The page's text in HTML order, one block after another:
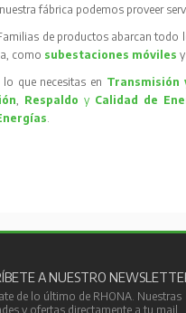
fábrica podemos proveer
de productos abarcan todo
como subestaciones móvilesy
lo que necesitas en Transmisión
, Respaldo y Calidad de
.
A NUESTRO
de lo último de RHONA. Nuestras
y ofertas directamente a tu mail.